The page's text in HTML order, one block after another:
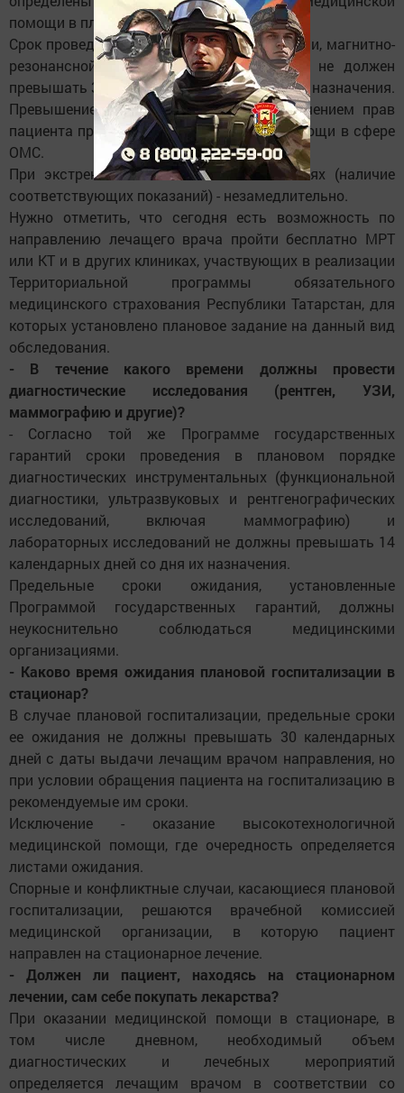
помощи в плановой форме.
Срок проведения компьютерной томографии, магнитно-
резонансной томографии и ангиографии не должен
превышать 30 календарных дней со дня их назначения.
Превышение этого срока является нарушением прав
пациента при получении медицинской помощи в сфере
ОМС.
При экстренных и неотложных состояниях (наличие
соответствующих показаний) - незамедлительно.
Нужно отметить, что сегодня есть возможность по
направлению лечащего врача пройти бесплатно МРТ
или КТ и в других клиниках, участвующих в реализации
Территориальной программы обязательного
медицинского страхования Республики Татарстан, для
которых установлено плановое задание на данный вид
обследования.
- В течение какого времени должны провести
диагностические исследования (рентген, УЗИ,
маммографию и другие)?
- Согласно той же Программе государственных
гарантий сроки проведения в плановом порядке
диагностических инструментальных (функциональной
диагностики, ультразвуковых и рентгенографических
исследований, включая маммографию) и
лабораторных исследований не должны превышать 14
календарных дней со дня их назначения.
Предельные сроки ожидания, установленные
Программой государственных гарантий, должны
неукоснительно соблюдаться медицинскими
организациями.
- Каково время ожидания плановой госпитализации в
стационар?
В случае плановой госпитализации, предельные сроки
ее ожидания не должны превышать 30 календарных
дней с даты выдачи лечащим врачом направления, но
при условии обращения пациента на госпитализацию в
рекомендуемые им сроки.
Исключение - оказание высокотехнологичной
медицинской помощи, где очередность определяется
листами ожидания.
Спорные и конфликтные случаи, касающиеся плановой
госпитализации, решаются врачебной комиссией
медицинской организации, в которую пациент
направлен на стационарное лечение.
- Должен ли пациент, находясь на стационарном
лечении, сам себе покупать лекарства?
При оказании медицинской помощи в стационаре, в
том числе дневном, необходимый объем
диагностических и лечебных мероприятий
определяется лечащим врачом в соответствии со